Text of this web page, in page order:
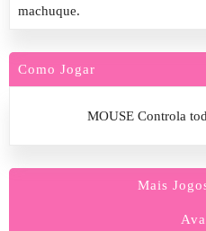
machuque.
Como Jogar
MOUSE Controla
Mais